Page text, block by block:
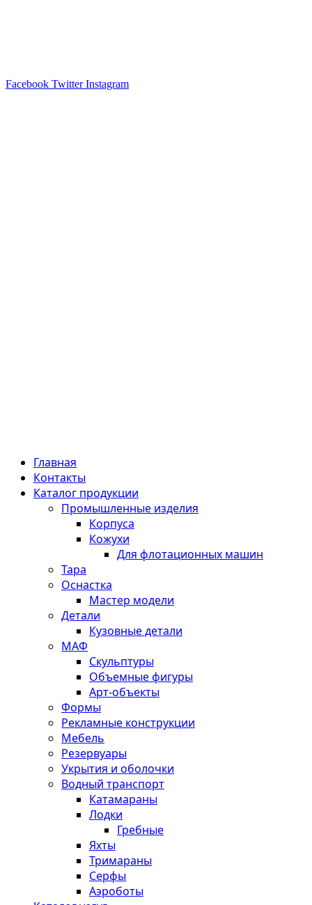
Facebook Twitter Instagram
Главная
Контакты
Каталог продукции
Промышленные изделия
Корпуса
Кожухи
Для флотационных машин
Тара
Оснастка
Мастер модели
Детали
Кузовные детали
МАФ
Скульптуры
Объемные фигуры
Арт-объекты
Формы
Рекламные конструкции
Мебель
Резервуары
Укрытия и оболочки
Водный транспорт
Катамараны
Лодки
Гребные
Яхты
Тримараны
Серфы
Аэроботы